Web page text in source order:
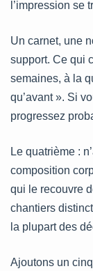
l’impression se
Un carnet, une
support. Ce qui
semaines, à la
qu’avant ». Si
progressez
Le quatrième :
composition
qui le recouvre
chantiers
la plupart des
Ajoutons un